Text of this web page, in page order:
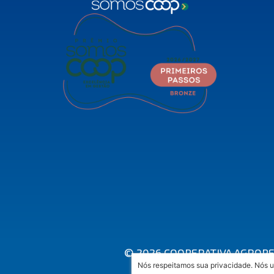
Nós respeitamos sua privacidade. Nós
© 2026 COOPERATIVA